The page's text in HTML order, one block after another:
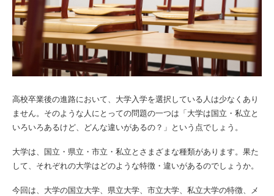
高校卒業後の進路において、大学入学を選択している人は少なくあり
ません。そのような人にとっての問題の一つは「大学は国立・私立と
いろいろあるけど、どんな違いがあるの？」という点でしょう。
大学は、国立・県立・市立・私立とさまざまな種類があります。果た
して、それぞれの大学はどのような特徴・違いがあるのでしょうか。
今回は、大学の国立大学、県立大学、市立大学、私立大学の特徴、メ